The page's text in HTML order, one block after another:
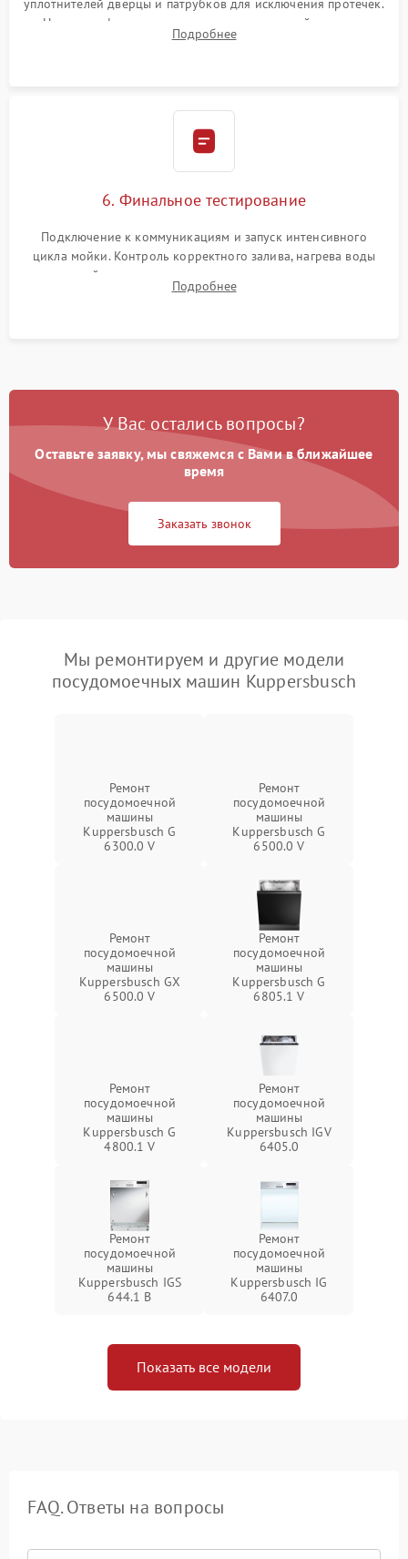
уплотнителей дверцы и патрубков для исключения протечек.
Надежная фиксация хомутов гидравлической системы,
сборка корпуса и установка датчика поплавка.
Подробнее
6. Финальное тестирование
Подключение к коммуникациям и запуск интенсивного
цикла мойки. Контроль корректного залива, нагрева воды
до нужной температуры, отсутствия посторонних шумов,
штатного слива и абсолютной сухости в поддоне.
Подробнее
У Вас остались вопросы?
Оставьте заявку, мы свяжемся с Вами в ближайшее
время
Заказать звонок
Мы ремонтируем и другие модели
посудомоечных машин Kuppersbusch
Ремонт
посудомоечной
машины
Kuppersbusch G
6300.0 V
Ремонт
посудомоечной
машины
Kuppersbusch G
6500.0 V
Ремонт
посудомоечной
машины
Kuppersbusch GX
6500.0 V
Ремонт
посудомоечной
машины
Kuppersbusch G
6805.1 V
Ремонт
посудомоечной
машины
Kuppersbusch G
4800.1 V
Ремонт
посудомоечной
машины
Kuppersbusch IGV
6405.0
Ремонт
посудомоечной
машины
Kuppersbusch IGS
644.1 B
Ремонт
посудомоечной
машины
Kuppersbusch IG
6407.0
Показать все модели
FAQ. Ответы на вопросы